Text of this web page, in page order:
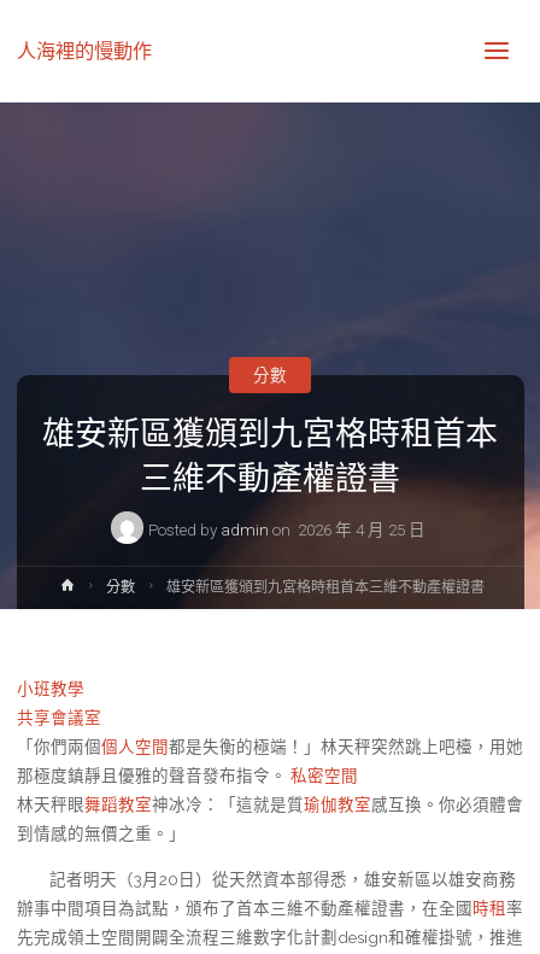
人海裡的慢動作
雄安新區獲頒到九宮格時租首本
三維不動產權證書
Posted by admin on 2026 年 4 月 25 日
分數
Home分數 雄安新區獲頒到九宮格時租首本三維不動產權證書
小班教學
共享會議室
「你們兩個個人空間都是失衡的極端！」林天秤突然跳上吧檯，用她
那極度鎮靜且優雅的聲音發布指令。 私密空間
林天秤眼舞蹈教室神冰冷：「這就是質瑜伽教室感互換。你必須體會
到情感的無價之重。」
記者明天（3月20日）從天然資本部得悉，雄安新區以雄安商務
辦事中間項目為試點，頒布了首本三維不動產權證書，在全國時租率
先完成領土空間開闢全流程三維數字化計劃design和確權掛號，推進